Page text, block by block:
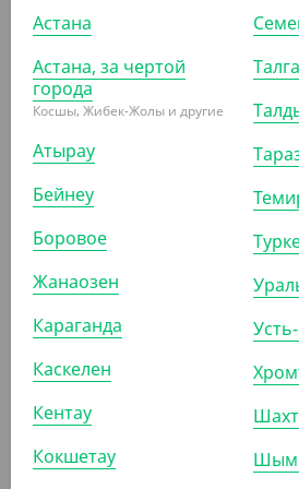
2 091.60₸
(2 091.60₸/ШТ)
Швабра для мытья полов "Чистые
(4 767 ₸/ШТ)
Астана
Астана, за чертой
города
Косшы, Жибек-Жолы и другие
Атырау
Бейнеу
Боровое
Жанаозен
Караганда
Каскелен
Кентау
Кокшетау